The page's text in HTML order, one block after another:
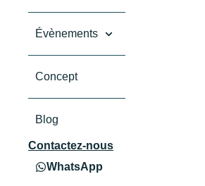
Évènements
Concept
Blog
Contactez-nous
WhatsApp